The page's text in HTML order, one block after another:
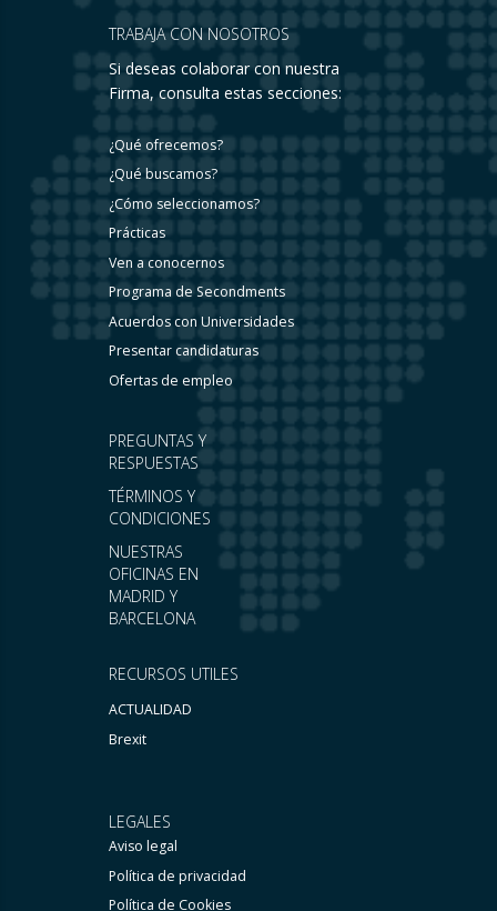
RECURSOS UTILES
ACTUALIDAD
Brexit
PREGUNTAS Y
RESPUESTAS
TÉRMINOS Y
CONDICIONES
NUESTRAS
OFICINAS EN
MADRID Y
BARCELONA
TRABAJA CON NOSOTROS
Si deseas colaborar con nuestra
Firma, consulta estas secciones:
¿Qué ofrecemos?
¿Qué buscamos?
¿Cómo seleccionamos?
Prácticas
Ven a conocernos
Programa de Secondments
Acuerdos con Universidades
Presentar candidaturas
Ofertas de empleo
LEGALES
Aviso legal
Política de privacidad
Política de Cookies